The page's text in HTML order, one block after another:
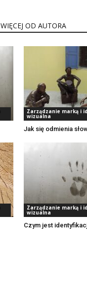
WIĘCEJ OD AUTORA
Zarządzanie marką i
wizualna
Jak się odmienia
Zarządzanie marką i
wizualna
Czym jest